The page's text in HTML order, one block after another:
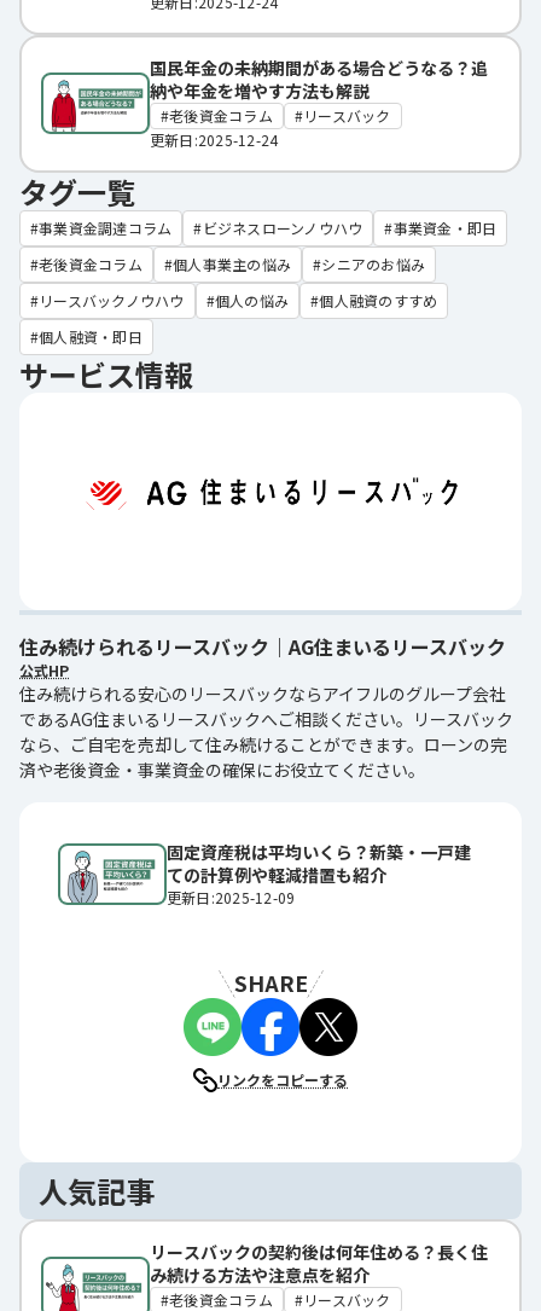
国民年金の未納期間がある場合どうなる？追
納や年金を増やす方法も解説
老後資金コラム
リースバック
更新日:2025-12-24
タグ一覧
事業資金調達コラム ビジネスローンノウハウ
事業資金・即日
老後資金コラム
個人事業主の悩み
シニアのお悩み
リースバックノウハウ
個人の悩み
個人融資のすすめ
個人融資・即日
サービス情報
住み続けられるリースバック｜AG住まいるリースバック
公式HP
住み続けられる安心のリースバックならアイフルのグループ会社
であるAG住まいるリースバックへご相談ください。リースバック
なら、ご自宅を売却して住み続けることができます。ローンの完
済や老後資金・事業資金の確保にお役立てください。
固定資産税は平均いくら？新築・一戸建
ての計算例や軽減措置も紹介
更新日:2025-12-09
SHARE
リンクをコピーする
人気記事
リースバックの契約後は何年住める？長く住
み続ける方法や注意点を紹介
老後資金コラム
リースバック